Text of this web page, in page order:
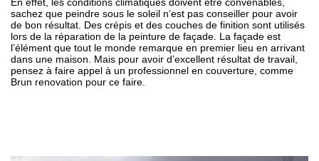
sachez que peindre sous le soleil n’est pas conseiller pour avoir
de bon résultat. Des crépis et des couches de finition sont utilisés
lors de la réparation de la peinture de façade. La façade est
l’élément que tout le monde remarque en premier lieu en arrivant
dans une maison. Mais pour avoir d’excellent résultat de travail,
pensez à faire appel à un professionnel en couverture, comme
Brun renovation pour ce faire.